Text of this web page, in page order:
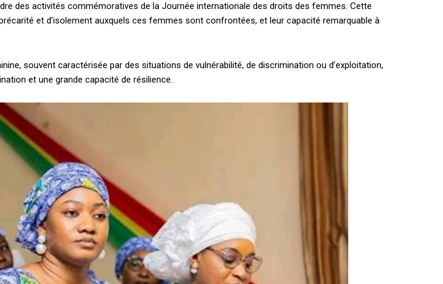
des activités commémoratives de la Journée internationale des droits des femmes. Cette
et d’isolement auxquels ces femmes sont confrontées, et leur capacité remarquable à
souvent caractérisée par des situations de vulnérabilité, de discrimination ou d’exploitation,
et une grande capacité de résilience.